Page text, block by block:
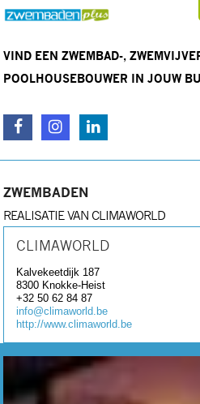
VIND EEN ZWEMBAD-,
POOLHOUSEBOUWER IN JOUW
ZWEMBADEN
REALISATIE VAN CLIMAWORLD
CLIMAWORLD
Kalvekeetdijk 187
8300 Knokke-Heist
+32 50 62 84 87
info@climaworld.be
http://www.climaworld.be